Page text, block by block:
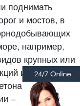
поднимать
и мостов, в
например,
крупных или
и машинного
–